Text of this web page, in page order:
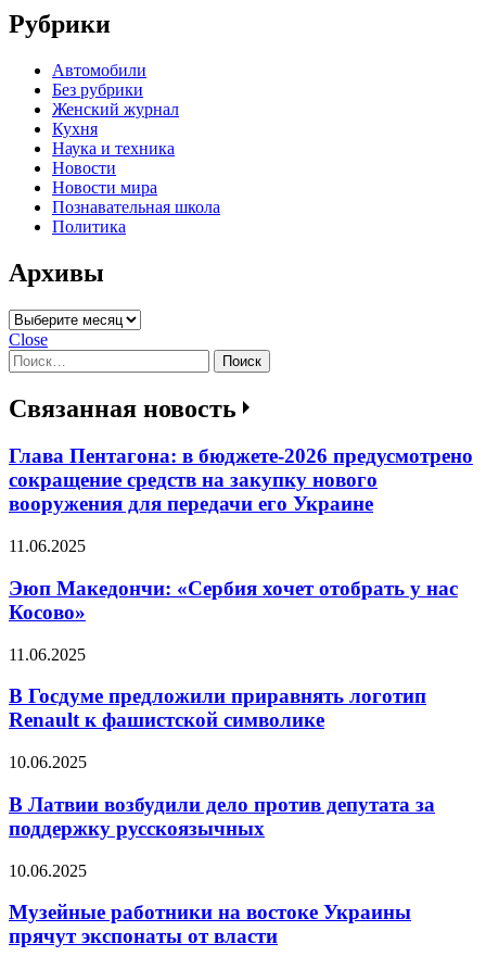
Рубрики
Автомобили
Без рубрики
Женский журнал
Кухня
Наука и техника
Новости
Новости мира
Познавательная школа
Политика
Архивы
Архивы
Close
Найти:
Связанная новость
Глава Пентагона: в бюджете-2026 предусмотрено
сокращение средств на закупку нового
вооружения для передачи его Украине
11.06.2025
Эюп Македончи: «Сербия хочет отобрать у нас
Косово»
11.06.2025
В Госдуме предложили приравнять логотип
Renault к фашистской символике
10.06.2025
В Латвии возбудили дело против депутата за
поддержку русскоязычных
10.06.2025
Музейные работники на востоке Украины
прячут экспонаты от власти